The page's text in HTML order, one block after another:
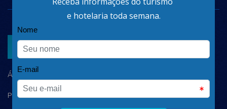
ASSOCIAR
ÁREA DO ASSOCIADO
POLÍTICA DE PRIVACIDADE